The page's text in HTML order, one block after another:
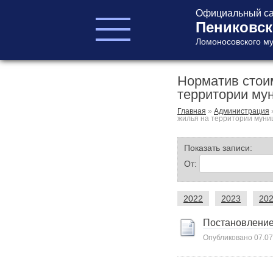
Официальный
Ломоносовского
Норматив
территории
Главная » Администрация
жилья на территории
Показать записи:
От:
2022 2023
Опубликовано